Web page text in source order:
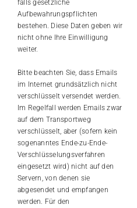
falls gesetzliche
Aufbewahrungspflichten
bestehen. Diese Daten geben wir
nicht ohne Ihre Einwilligung
weiter.
Bitte beachten Sie, dass Emails
im Internet grundsätzlich nicht
verschlüsselt versendet werden.
Im Regelfall werden Emails zwar
auf dem Transportweg
verschlüsselt, aber (sofern kein
sogenanntes Ende-zu-Ende-
Verschlüsselungsverfahren
eingesetzt wird) nicht auf den
Servern, von denen sie
abgesendet und empfangen
werden. Für den